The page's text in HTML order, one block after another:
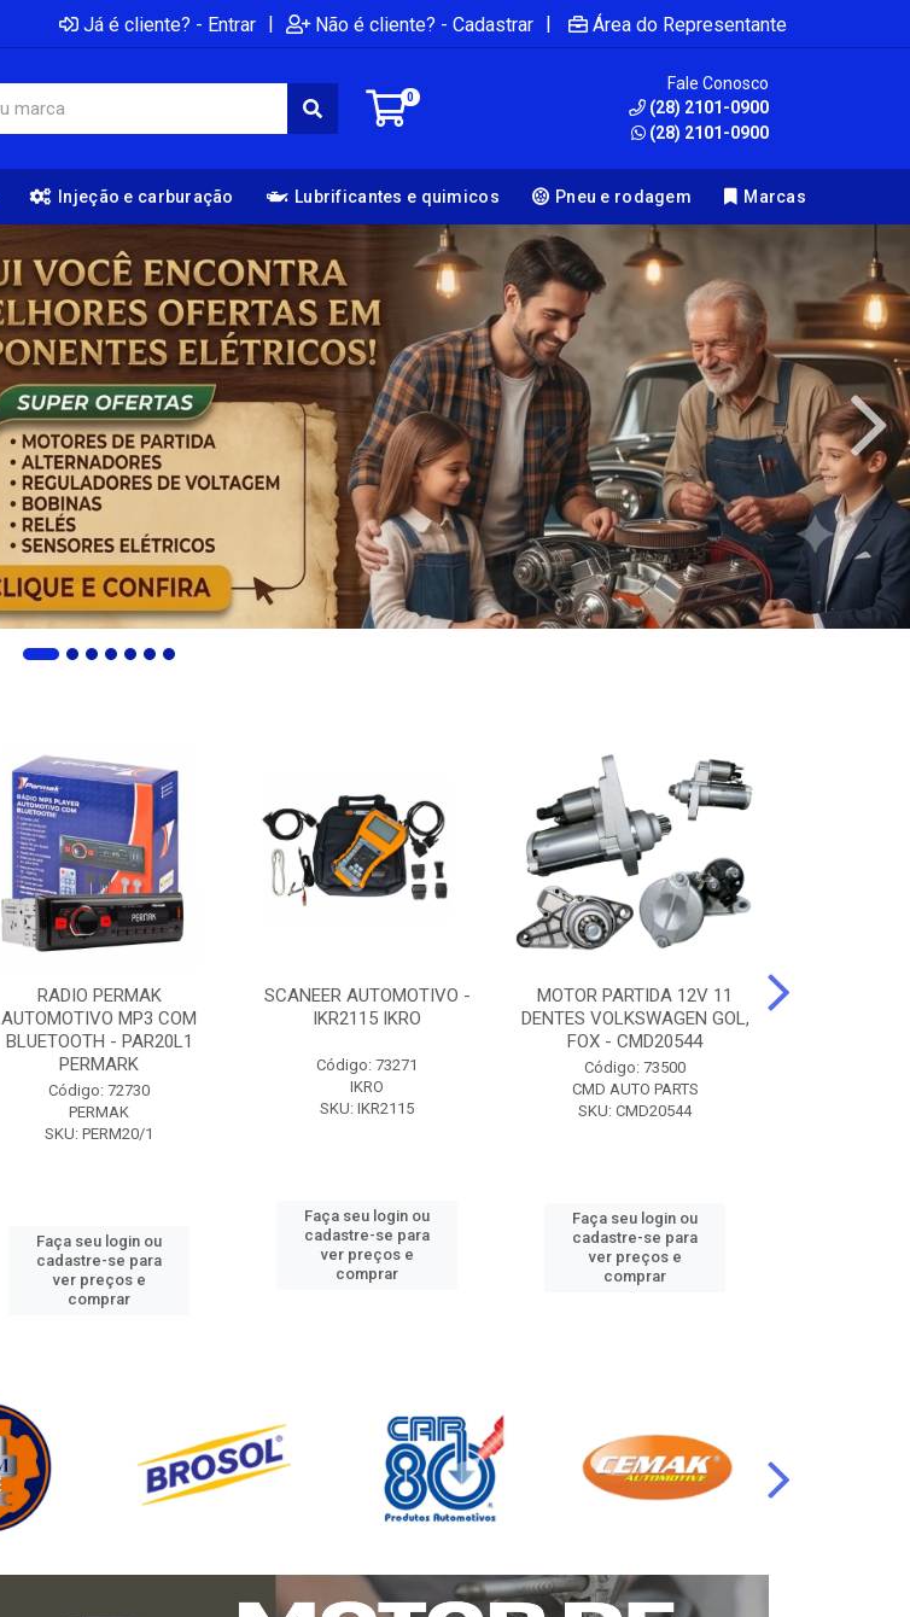
Já é cliente? - Entrar | Não é cliente? - Cadastrar | Área do Representante
0
Fale Conosco
(28) 2101-0900
(28) 2101-0900
Injeção e carburação Lubrificantes e quimicos Pneu e rodagem Marcas
RADIO PERMAK
AUTOMOTIVO MP3 COM
BLUETOOTH - PAR20L1
PERMARK
Código: 72730
PERMAK
SKU: PERM20/1
Faça seu login ou
cadastre-se para
ver preços e
comprar
SCANEER AUTOMOTIVO -
IKR2115 IKRO
Código: 73271
IKRO
SKU: IKR2115
Faça seu login ou
cadastre-se para
ver preços e
comprar
MOTOR PARTIDA 12V 11
DENTES VOLKSWAGEN GOL,
FOX - CMD20544
Código: 73500
CMD AUTO PARTS
SKU: CMD20544
Faça seu login ou
cadastre-se para
ver preços e
comprar